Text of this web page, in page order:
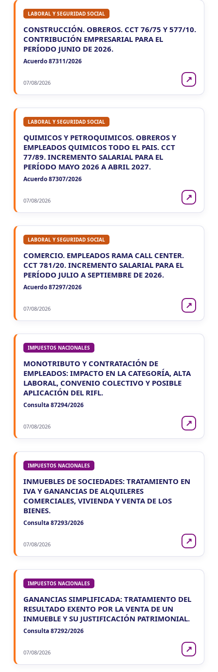
LABORAL Y SEGURIDAD SOCIAL
CONSTRUCCIÓN. OBREROS. CCT 76/75 Y 577/10.
CONTRIBUCIÓN EMPRESARIAL PARA EL
PERÍODO JUNIO DE 2026.
Acuerdo 87311/2026
07/08/2026 ↗
LABORAL Y SEGURIDAD SOCIAL
QUIMICOS Y PETROQUIMICOS. OBREROS Y
EMPLEADOS QUIMICOS TODO EL PAIS. CCT
77/89. INCREMENTO SALARIAL PARA EL
PERÍODO MAYO 2026 A ABRIL 2027.
Acuerdo 87307/2026
07/08/2026 ↗
LABORAL Y SEGURIDAD SOCIAL
COMERCIO. EMPLEADOS RAMA CALL CENTER.
CCT 781/20. INCREMENTO SALARIAL PARA EL
PERÍODO JULIO A SEPTIEMBRE DE 2026.
Acuerdo 87297/2026
07/08/2026 ↗
IMPUESTOS NACIONALES
MONOTRIBUTO Y CONTRATACIÓN DE
EMPLEADOS: IMPACTO EN LA CATEGORÍA, ALTA
LABORAL, CONVENIO COLECTIVO Y POSIBLE
APLICACIÓN DEL RIFL.
Consulta 87294/2026
07/08/2026 ↗
IMPUESTOS NACIONALES
INMUEBLES DE SOCIEDADES: TRATAMIENTO EN
IVA Y GANANCIAS DE ALQUILERES
COMERCIALES, VIVIENDA Y VENTA DE LOS
BIENES.
Consulta 87293/2026
07/08/2026 ↗
IMPUESTOS NACIONALES
GANANCIAS SIMPLIFICADA: TRATAMIENTO DEL
RESULTADO EXENTO POR LA VENTA DE UN
INMUEBLE Y SU JUSTIFICACIÓN PATRIMONIAL.
Consulta 87292/2026
07/08/2026 ↗